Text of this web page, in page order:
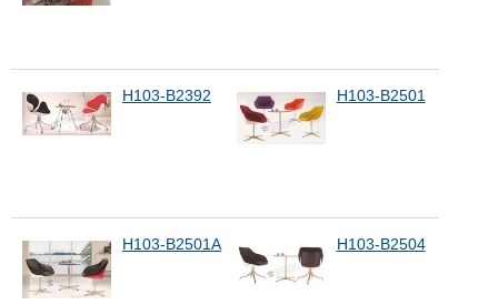
H103-B2392 H103-B2501
H103-B2501A H103-B2504